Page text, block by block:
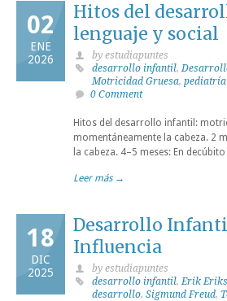
02
ENE
2026
Hitos del
lenguaje y social
by estudiapuntes
desarrollo infantil,
Motricidad Gruesa, pediatría
0 Comment
Hitos del desarrollo infantil:
momentáneamente la cabeza. 2
la cabeza. 4–5 meses: En
Leer más →
18
DIC
2025
Desarrollo
Influencia
by estudiapuntes
desarrollo infantil,Erik
desarrollo, Sigmund Freud,